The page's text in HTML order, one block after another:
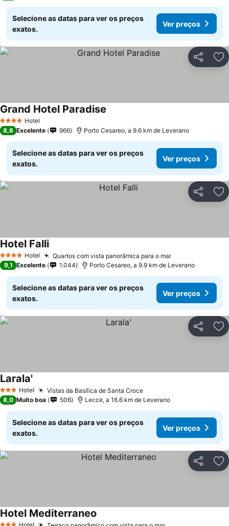
Selecione as datas para ver os preços
exatos.
Ver preços
Partilhar
4 EstrelasHotel
Grand Hotel Paradise
8,6 Excelente 966 Porto Cesareo, a 9.6 km de Leverano
Selecione as datas para ver os preços
exatos.
Ver preços
Partilhar
4 EstrelasHotel Quartos com vista panorâmica para o marVer preços
Hotel FalliVer preços
9,1 Excelente 1.044 Porto Cesareo, a 9.9 km de Leverano
Selecione as datas para ver os preços
exatos.
Ver preços
Partilhar
3 EstrelasHotel Vistas da Basílica de Santa CroceVer preços
Larala'
8,0 Muito boa 506 Lecce, a 16.6 km de Leverano
Selecione as datas para ver os preços
exatos.
Ver preços
Partilhar
Hotel
Hotel Mediterraneo